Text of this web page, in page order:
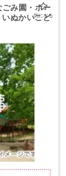
み園・ホー
ぬかいこど